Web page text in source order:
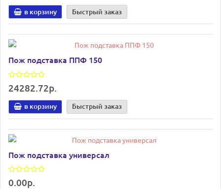
в корзину Быстрый заказ
Пож подставка ППФ 150
24282.72р.
в корзину Быстрый заказ
Пож подставка универсал
0.00р.